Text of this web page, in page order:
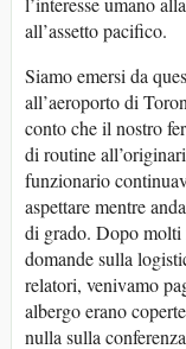
all’assetto pacifico.
Siamo emersi da
all’aeroporto di
conto che il nostro
di routine
funzionario
aspettare mentre
di grado. Dopo molti
domande sulla
relatori, venivamo
albergo erano
nulla sulla